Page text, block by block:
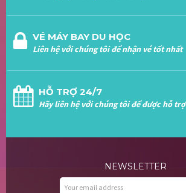
VÉ MÁY BAY DU HỌC
Liên hệ với chúng tôi để nhận vé tốt nhất
HỖ TRỢ 24/7
Hãy liên hệ với chúng tôi để được hỗ trợ
NEWSLETTER